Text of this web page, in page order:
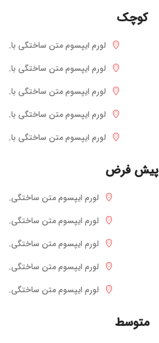
کوچک
لورم ایپسوم متن ساختگی با.
لورم ایپسوم متن ساختگی با.
لورم ایپسوم متن ساختگی با.
لورم ایپسوم متن ساختگی با.
لورم ایپسوم متن ساختگی با.
پیش فرض
لورم ایپسوم متن ساختگی.
لورم ایپسوم متن ساختگی.
لورم ایپسوم متن ساختگی.
لورم ایپسوم متن ساختگی.
لورم ایپسوم متن ساختگی.
متوسط